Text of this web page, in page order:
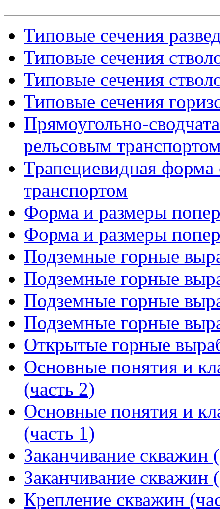
Типовые сечения
Типовые сечения
Типовые сечения
Типовые сечения
Прямоугольно-
рельсовым
Трапециевидная форма
транспортом
Форма и размеры
Форма и размеры
Подземные горные
Подземные горные
Подземные горные
Подземные горные
Открытые горные
Основные понятия и
(часть 2)
Основные понятия и
(часть 1)
Заканчивание скважин
Заканчивание скважин
Крепление скважин